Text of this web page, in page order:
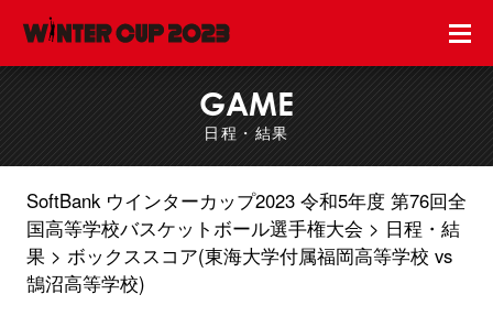
GAME
日程・結果
SoftBank ウインターカップ2023 令和5年度 第76回全
国高等学校バスケットボール選手権大会
日程・結
果
ボックススコア(東海大学付属福岡高等学校 vs
鵠沼高等学校)